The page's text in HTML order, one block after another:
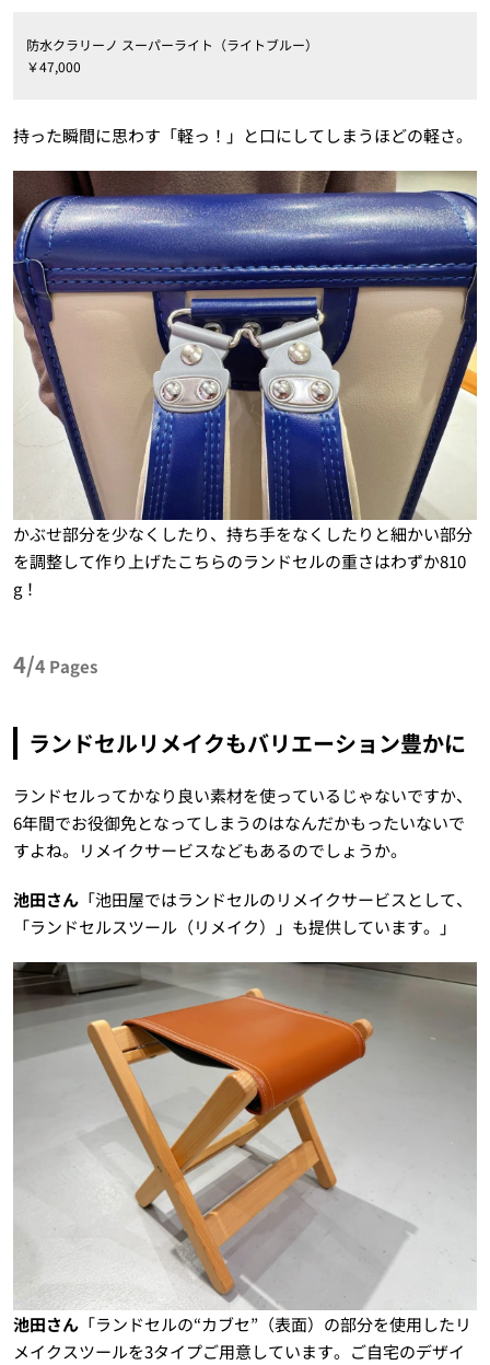
防水クラリーノ スーパーライト（ライトブルー）
￥47,000
持った瞬間に思わす「軽っ！」と口にしてしまうほどの軽さ。
かぶせ部分を少なくしたり、持ち手をなくしたりと細かい部分
を調整して作り上げたこちらのランドセルの重さはわずか810
g！
4/4 Pages
ランドセルリメイクもバリエーション豊かに
ランドセルってかなり良い素材を使っているじゃないですか、
6年間でお役御免となってしまうのはなんだかもったいないで
すよね。リメイクサービスなどもあるのでしょうか。
池田さん「池田屋ではランドセルのリメイクサービスとして、
「ランドセルスツール（リメイク）」も提供しています。」
池田さん「ランドセルの“カブセ”（表面）の部分を使用したリ
メイクスツールを3タイプご用意しています。ご自宅のデザイ